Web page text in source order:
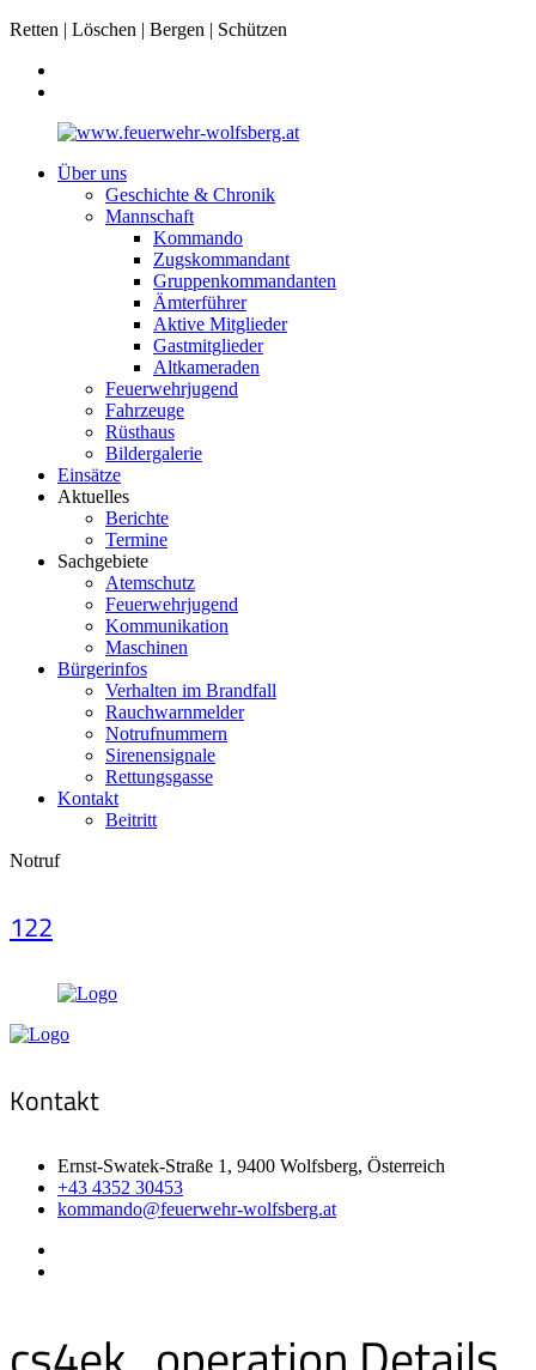
Retten | Löschen | Bergen | Schützen
Über uns
Geschichte & Chronik
Mannschaft
Kommando
Zugskommandant
Gruppenkommandanten
Ämterführer
Aktive Mitglieder
Gastmitglieder
Altkameraden
Feuerwehrjugend
Fahrzeuge
Rüsthaus
Bildergalerie
Einsätze
Aktuelles
Berichte
Termine
Sachgebiete
Atemschutz
Feuerwehrjugend
Kommunikation
Maschinen
Bürgerinfos
Verhalten im Brandfall
Rauchwarnmelder
Notrufnummern
Sirenensignale
Rettungsgasse
Kontakt
Beitritt
Notruf
122
Kontakt
Ernst-Swatek-Straße 1, 9400 Wolfsberg, Österreich
+43 4352 30453
kommando@feuerwehr-wolfsberg.at